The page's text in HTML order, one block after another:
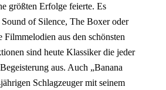
größten Erfolge feierte. Es
of Silence, The Boxer oder
aus den schönsten
sind heute Klassiker die jeder
aus. Auch „Banana
Schlagzeuger mit seinem